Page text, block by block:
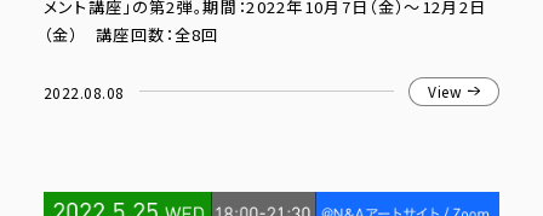
メント講座」の第2弾。期間：2022年10月7日（金）〜12月2日
（金） 講座回数：全8回
2022.08.08 View